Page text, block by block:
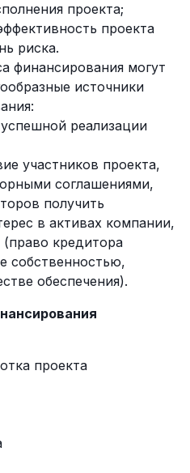
проекта;
проекта
риска.
финансирования могут
источники
реализации
участников проекта,
соглашениями,
получить
в активах компании,
кредитора
собственностью,
обеспечения).
проекта